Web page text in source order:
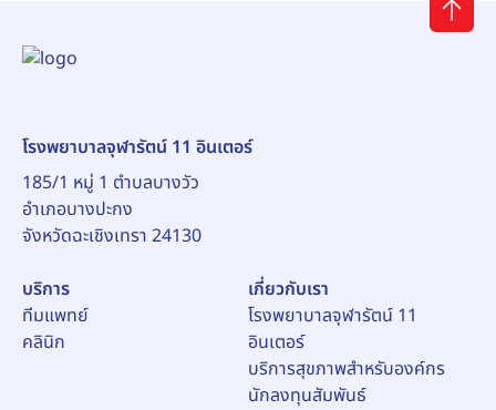
โรงพยาบาลจุฬารัตน์ 11 อินเตอร์
185/1 หมู่ 1 ตำบลบางวัว
อำเภอบางปะกง
บริการ
ทีมแพทย์
คลินิก
เกี่ยวกับเรา
โรงพยาบาลจุฬารัตน์ 11
อินเตอร์
บริการสุขภาพสำหรับองค์กร
นักลงทุนสัมพันธ์